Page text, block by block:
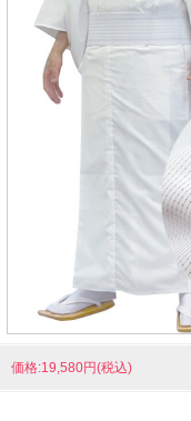
価格:19,580円(税込)